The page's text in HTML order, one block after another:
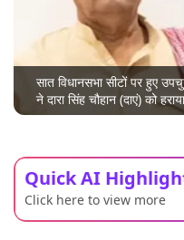
सात विधानसभा सीटों पर हुए
ने दारा सिंह चौहान (दाएं) को
Quick AI
Click here to view more